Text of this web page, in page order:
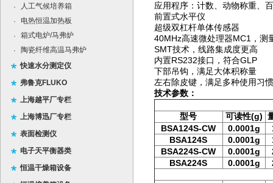
·
人工气候培养箱
·
电热恒温加热板
·
箱式电炉/马弗炉
·
陶瓷纤维高温马弗炉
快速水分测定仪
弗鲁克FLUKO
上海越平厂专栏
上海博迅厂专栏
表面检测仪
电子天平衡器类
恒温干燥箱设备
应用程序：计数、动物称重、
前置式水平仪
超级双杠杆单体传感器
40MHz高速微处理器MC1，测
SMT技术，线路集成度更高
内置RS232接口，符合GLP
下部吊钩，满足大体积称量
左右除皮键，满足多种使用习惯
技术参数：
型号 可读性(g)
BSA124S-CW
0.0001g
BSA124S
0.0001g
BSA224S-CW
0.0001g
BSA224S
0.0001g